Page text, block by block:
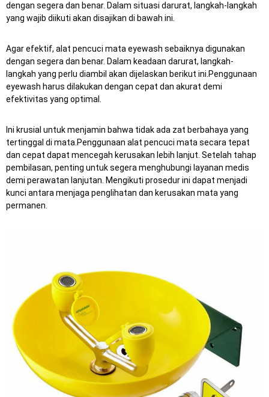
dengan segera dan benar. Dalam situasi darurat, langkah-langkah
yang wajib diikuti akan disajikan di bawah ini.
Agar efektif, alat pencuci mata eyewash sebaiknya digunakan
dengan segera dan benar. Dalam keadaan darurat, langkah-
langkah yang perlu diambil akan dijelaskan berikut ini.Penggunaan
eyewash harus dilakukan dengan cepat dan akurat demi
efektivitas yang optimal.
Ini krusial untuk menjamin bahwa tidak ada zat berbahaya yang
tertinggal di mata. Penggunaan alat pencuci mata secara tepat
dan cepat dapat mencegah kerusakan lebih lanjut. Setelah tahap
pembilasan, penting untuk segera menghubungi layanan medis
demi perawatan lanjutan. Mengikuti prosedur ini dapat menjadi
kunci antara menjaga penglihatan dan kerusakan mata yang
permanen.